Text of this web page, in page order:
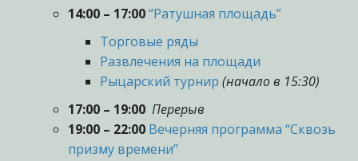
14:00 – 17:00“Ратушная площадь”
Торговые ряды
Развлечения на площади
Рыцарский турнир (начало в 15:30)
17:00 – 19:00 Перерыв
19:00 – 22:00 Вечерняя программа “Сквозь
призму времени”